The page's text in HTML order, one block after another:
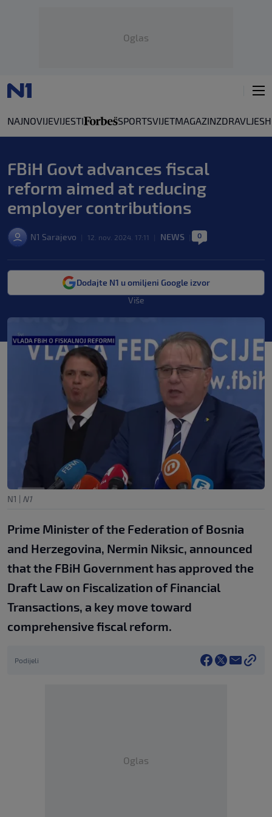
Oglas
NAJNOVIJEVIJESTI SPORTSVIJETMAGAZINZDRAVLJE
FBiH Govt advances fiscal
reform aimed at reducing
employer contributions
N1 Sarajevo 12. nov. 2024. 17:11 NEWS 0
Dodajte N1 u omiljeni Google izvor
Više
N1 | N1
Prime Minister of the Federation of Bosnia
and Herzegovina, Nermin Niksic, announced
that the FBiH Government has approved the
Draft Law on Fiscalization of Financial
Transactions, a key move toward
comprehensive fiscal reform.
Podijeli
Oglas